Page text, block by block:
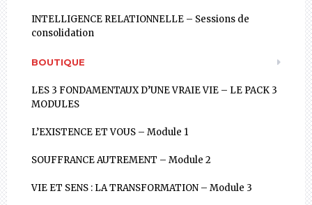
INTELLIGENCE RELATIONNELLE – Sessions de
consolidation
BOUTIQUE
LES 3 FONDAMENTAUX D’UNE VRAIE VIE – LE PACK 3
MODULES
L’EXISTENCE ET VOUS – Module 1
SOUFFRANCE AUTREMENT – Module 2
VIE ET SENS : LA TRANSFORMATION – Module 3